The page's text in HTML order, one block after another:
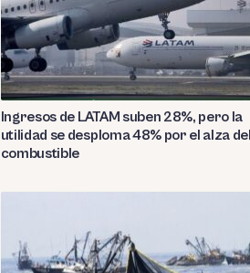
Ingresos de LATAM suben 28%, pero la
utilidad se desploma 48% por el alza del
combustible